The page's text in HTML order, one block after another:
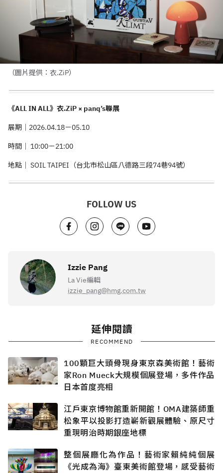
（圖片提供：衣.ZiP）
《ALL IN ALL》衣.ZiP × panq’s聯展
展期｜ 2026.04.18－05.10
時間｜ 10:00－21:00
地點｜ SOIL TAIPEI （台北市松山區八德路三段74巷94號）
FOLLOW US
Izzie Pang
La Vie編輯
izzie_pang@hmg.com.tw
延伸閱讀
RECOMMEND
100顆巨大頭骨現身東京森美術館！藝術
家Ron Mueck大規模個展登場，多件作品
日本首度亮相
江戶東京博物館重新開館！OMA建築師重
松象平以投影打造嶄新觀展體驗、原尺寸
重現明治時期銀座地標
整個展廳化為作品！藝術家賴純純個展
《光成為海》臺東美術館登場，感受藝術